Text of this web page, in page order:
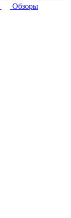
Обзоры